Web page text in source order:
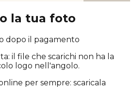
la tua foto
dopo il pagamento
il file che scarichi non ha la
logo nell'angolo.
per sempre: scaricala